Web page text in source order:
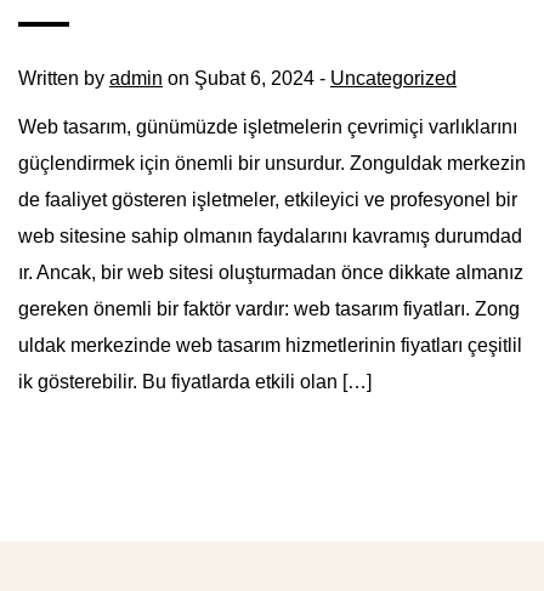
Written by admin on Şubat 6, 2024 - Uncategorized
Web tasarım, günümüzde işletmelerin çevrimiçi varlıklarını
güçlendirmek için önemli bir unsurdur. Zonguldak merkezin
de faaliyet gösteren işletmeler, etkileyici ve profesyonel bir
web sitesine sahip olmanın faydalarını kavramış durumdad
ır. Ancak, bir web sitesi oluşturmadan önce dikkate almanız
gereken önemli bir faktör vardır: web tasarım fiyatları. Zong
uldak merkezinde web tasarım hizmetlerinin fiyatları çeşitlil
ik gösterebilir. Bu fiyatlarda etkili olan […]